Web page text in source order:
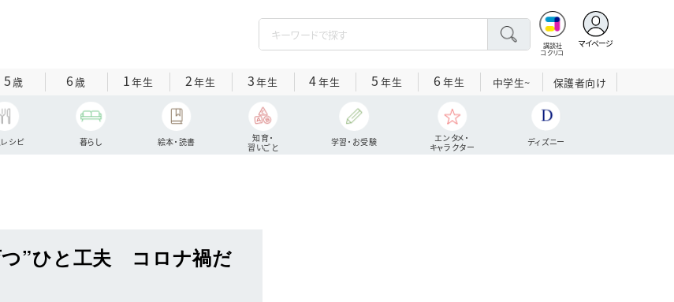
講談社
コクリコ
マイページ
5歳 6歳 1年生 2年生 3年生 4年生 5 年生 6 年生 中学生~ 保護者向け
シピ 暮らし 絵本・読書
知育・
習いごと
学習・お受験
エンタメ・
キャラクター
ディズニー
”ひと工夫 コロナ禍だ